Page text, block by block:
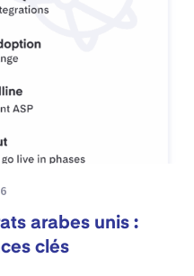
arabes unis :
clés